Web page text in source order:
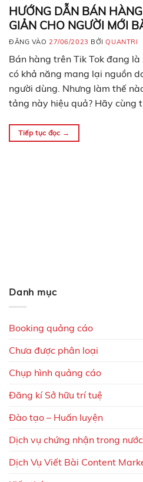
HƯỚNG DẪN BÁN
GIẢN CHO NGƯỜI MỚI
ĐĂNG VÀO 27/06/2023 BỞIQUANTRI
Bán hàng trên Tik Tok đang
có khả năng mang lại nguồn
người dùng. Nhưng làm thế
tảng này hiệu quả? Hãy cùng
Tiếp tục đọc →
Danh mục
Booking quảng cáo
Chưa được phân loại
Chụp hình quảng cáo
Đăng kí Sở hữu trí tuệ
Đào tạo – Huấn luyện
Dịch vụ chứng nhận trong
Dịch Vụ Viết Bài Content